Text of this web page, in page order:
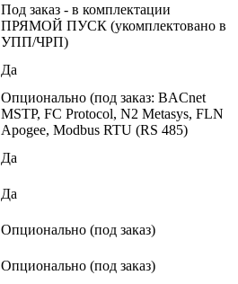
Под заказ - в комплектации
ПРЯМОЙ ПУСК (укомплектовано в
УПП/ЧРП)
Да
Опционально (под заказ: BACnet
MSTP, FC Protocol, N2 Metasys, FLN
Apogee, Modbus RTU (RS 485)
Да
Да
Опционально (под заказ)
Опционально (под заказ)